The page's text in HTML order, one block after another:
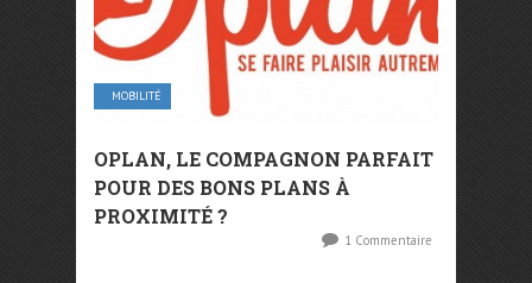
MOBILITÉ
OPLAN, LE COMPAGNON PARFAIT
POUR DES BONS PLANS À
PROXIMITÉ ?
1 Commentaire